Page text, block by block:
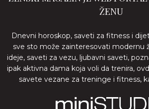
ŽENU
Dnevni horoskop, saveti za fitness i
sve sto može zainteresovati modernu
ideje, saveti za vezu, ljubavni saveti,
ipak aktivna dama koja voli da trenira,
savete vezane za treninge i fitness,